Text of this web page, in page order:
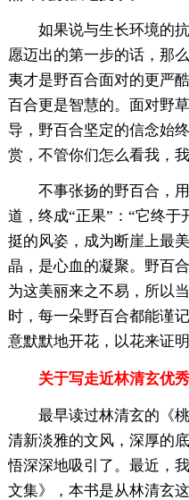
如果说与生长环境的
愿迈出的第一步的话，那
夷才是野百合面对的更严
百合更是智慧的。面对野
导，野百合坚定的信念始
赏，不管你们怎么看我，
不事张扬的野百合，
道，终成“正果”：“它终
挺的风姿，成为断崖上最
晶，是心血的凝聚。野百
为这美丽来之不易，所以
时，每一朵野百合都能谨
意默默地开花，以花来证
关于写走近林清玄优秀
最早读过林清玄的《
清新淡雅的文风，深厚的
悟深深地吸引了。最近，
文集》，本书是从林清玄